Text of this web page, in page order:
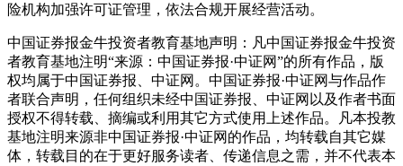
险机构加强许可证管理，依法合规开展经营活动。
中国证券报金牛投资者教育基地声明：凡中国证券报金牛投资
者教育基地注明“来源：中国证券报·中证网”的所有作品，版
权均属于中国证券报、中证网。中国证券报·中证网与作品作
者联合声明，任何组织未经中国证券报、中证网以及作者书面
授权不得转载、摘编或利用其它方式使用上述作品。凡本投教
基地注明来源非中国证券报·中证网的作品，均转载自其它媒
体，转载目的在于更好服务读者、传递信息之需，并不代表本